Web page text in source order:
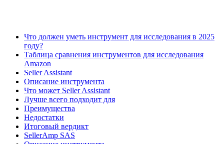
Что должен уметь инструмент для исследования в 2025
году?
Таблица сравнения инструментов для исследования
Amazon
Seller Assistant
Описание инструмента
Что может Seller Assistant
Лучше всего подходит для
Преимущества
Недостатки
Итоговый вердикт
SellerAmp SAS